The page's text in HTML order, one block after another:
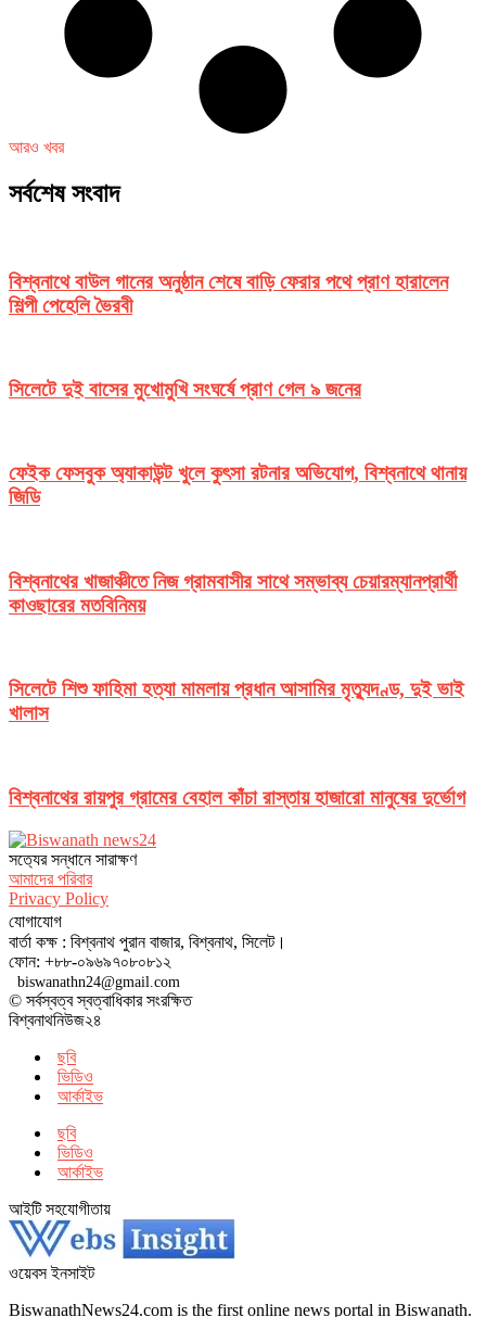
আরও খবর
সর্বশেষ সংবাদ
বিশ্বনাথে বাউল গানের অনুষ্ঠান শেষে বাড়ি ফেরার পথে প্রাণ হারালেন
শিল্পী পেহেলি ভৈরবী
সিলেটে দুই বাসের মুখোমুখি সংঘর্ষে প্রাণ গেল ৯ জনের
ফেইক ফেসবুক অ্যাকাউন্ট খুলে কুৎসা রটনার অভিযোগ, বিশ্বনাথে থানায়
জিডি
বিশ্বনাথের খাজাঞ্চীতে নিজ গ্রামবাসীর সাথে সম্ভাব্য চেয়ারম্যানপ্রার্থী
কাওছারের মতবিনিময়
সিলেটে শিশু ফাহিমা হত্যা মামলায় প্রধান আসামির মৃত্যুদণ্ড, দুই ভাই
খালাস
বিশ্বনাথের রায়পুর গ্রামের বেহাল কাঁচা রাস্তায় হাজারো মানুষের দুর্ভোগ
সত‌্যের সন্ধানে সারাক্ষণ
আমাদের পরিবার
Privacy Policy
যোগাযোগ
বার্তা কক্ষ : বিশ্বনাথ পুরান বাজার, বিশ্বনাথ, সিলেট।
ফোন: +৮৮-০৯৬৯৭০৮০৮১২
biswanathn24@gmail.com
© সর্বস্বত্ব স্বত্বাধিকার সংরক্ষিত
বিশ্বনাথনিউজ২৪
ছবি
ভিডিও
আর্কাইভ
ছবি
ভিডিও
আর্কাইভ
আইটি সহযোগীতায়
ওয়েবস ইনসাইট
BiswanathNews24.com is the first online news portal in Biswanath.